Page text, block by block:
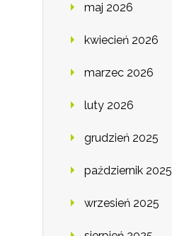
maj 2026
kwiecień 2026
marzec 2026
luty 2026
grudzień 2025
październik 2025
wrzesień 2025